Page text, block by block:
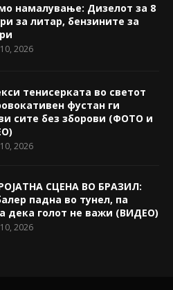
намалување: Дизелот за 8
за литар, бензините за
10, 2026
тенисерката во светот
фустан ги
сите без зборови (ФОТО и
10, 2026
СЦЕНА ВО БРАЗИЛ:
падна во тунел, па
дека голот не важи (ВИДЕО)
10, 2026